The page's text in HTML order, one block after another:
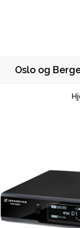
Oslo og